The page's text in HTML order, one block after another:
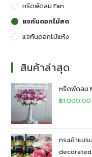
หรีดพัดลม Fan
แจกันดอกไม้สด
แจกันดอกไม้แห้ง
สินค้าล่าสุด
หรีดพัดลม
฿1,000.00
กระเช้าแบ